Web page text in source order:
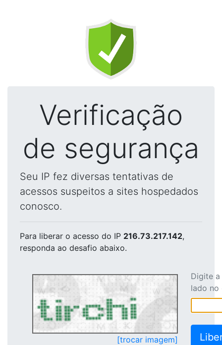
Verificação
de segurança
Seu IP fez diversas tentativas de
acessos suspeitos a sites hospedados
conosco.
Para liberar o acesso do IP 216.73.217.142,
responda ao desafio abaixo.
[trocar imagem]
Digite
lado no